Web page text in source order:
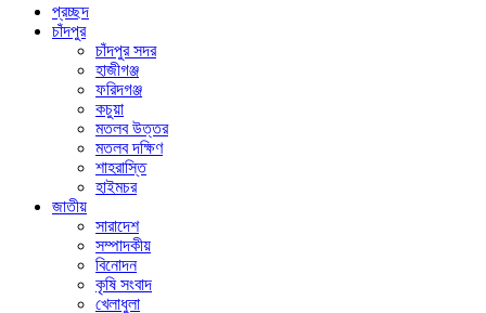
প্রচ্ছদ
চাঁদপুর
চাঁদপুর সদর
হাজীগঞ্জ
ফরিদগঞ্জ
কচুয়া
মতলব উত্তর
মতলব দক্ষিণ
শাহরাস্তি
হাইমচর
জাতীয়
সারাদেশ
সম্পাদকীয়
বিনোদন
কৃষি সংবাদ
খেলাধুলা